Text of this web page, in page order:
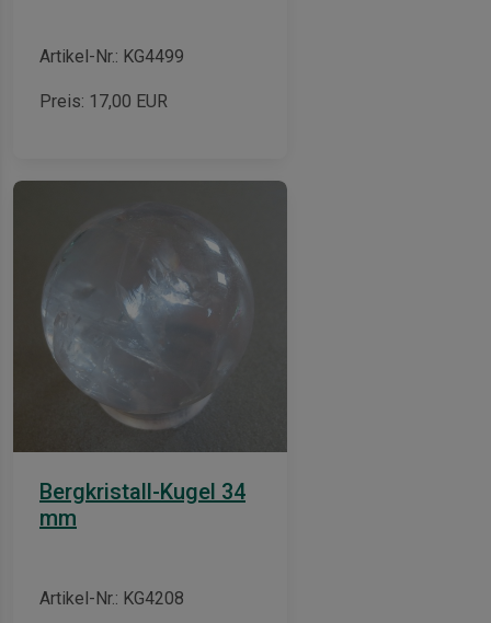
Artikel-Nr.: KG4499
Preis: 17,00 EUR
Bergkristall-Kugel 34
mm
Artikel-Nr.: KG4208